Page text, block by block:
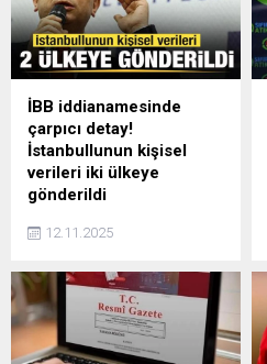
yarınki yani 13 Ocak Salı
günü okulların tatil olup
olmayacağı merak konusu
oldu. Öğrenciler ve veliler,
"13 Ocak Salı İstanbul'da
okullar tatil mi" sorusuna
yanıt arıyor.
İBB iddianamesinde
çarpıcı detay!
İstanbullunun kişisel
verileri iki ülkeye
gönderildi
Başsavcılığınca "İmamoğlu
yönelik yürütülen
soruşturma kapsamında
hazırlanan iddianamede
çarpıcı detaylar yer aldı.
12.11.2025